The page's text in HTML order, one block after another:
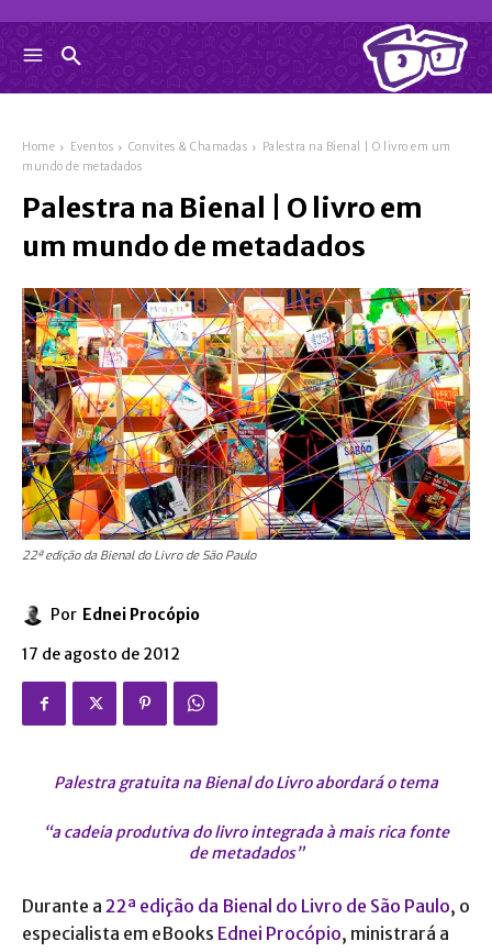
Home Eventos Convites & Chamadas
Palestra na Bienal | O livro em um
mundo de metadados
Palestra na Bienal | O livro em
um mundo de metadados
22ª edição da Bienal do Livro de São Paulo
Por Ednei Procópio
17 de agosto de 2012
Palestra gratuita na Bienal do Livro abordará o tema
“a cadeia produtiva do livro integrada à mais rica fonte
de metadados”
Durante a 22ª edição da Bienal do Livro de São Paulo, o
especialista em eBooks Ednei Procópio, ministrará a